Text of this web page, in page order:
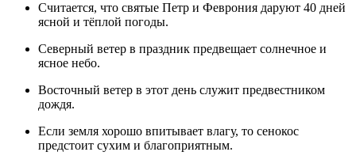
Считается, что святые Петр и Феврония даруют 40 дней
ясной и тёплой погоды.
Северный ветер в праздник предвещает солнечное и
ясное небо.
Восточный ветер в этот день служит предвестником
дождя.
Если земля хорошо впитывает влагу, то сенокос
предстоит сухим и благоприятным.